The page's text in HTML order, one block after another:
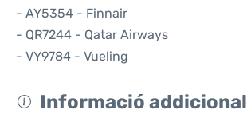
- AY5354 - Finnair
- QR7244 - Qatar Airways
- VY9784 - Vueling
Informació addicional